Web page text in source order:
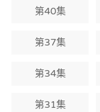
第40集
第37集
第34集
第31集